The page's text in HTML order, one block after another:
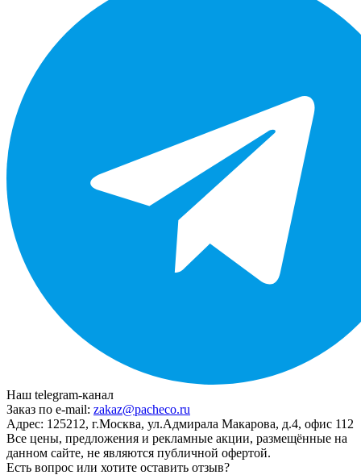
Наш telegram-канал
Заказ по e-mail: zakaz@pacheco.ru
Адрес: 125212, г.Москва, ул.Адмирала Макарова, д.4, офис 112
Все цены, предложения и рекламные акции, размещённые на
данном сайте, не являются публичной офертой.
Есть вопрос или хотите оставить отзыв?